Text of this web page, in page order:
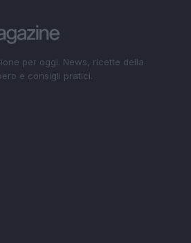
per oggi. News, ricette della
e consigli pratici.